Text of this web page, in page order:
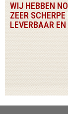
WIJ HEBBEN
ZEER
LEVERBAAR